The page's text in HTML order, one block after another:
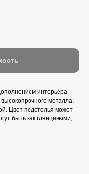
интерьера
металла,
Цвет подстолья может
быть как глянцевыми,